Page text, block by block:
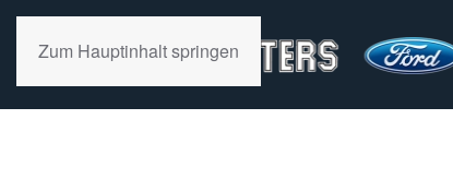
Zum Hauptinhalt springen